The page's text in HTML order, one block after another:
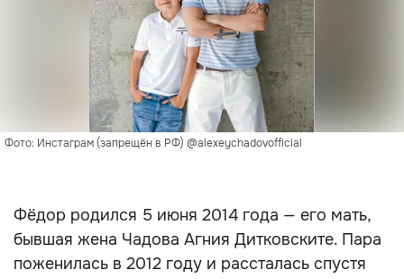
Фото: Инстаграм (запрещён в РФ) @alexeychadovofficial
Фёдор родился 5 июня 2014 года — его мать,
бывшая жена Чадова Агния Дитковските. Пара
поженилась в 2012 году и рассталась спустя